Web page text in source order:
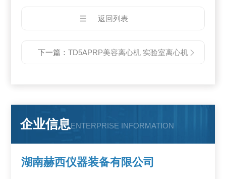
返回列表
下一篇： TD5APRP美容离心机 实验室离心机
企业信息ENTERPRISE INFORMATION
湖南赫西仪器装备有限公司